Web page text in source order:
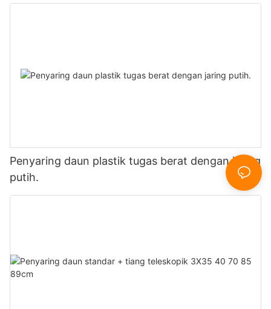
Penyaring daun plastik tugas berat dengan jaring
putih.